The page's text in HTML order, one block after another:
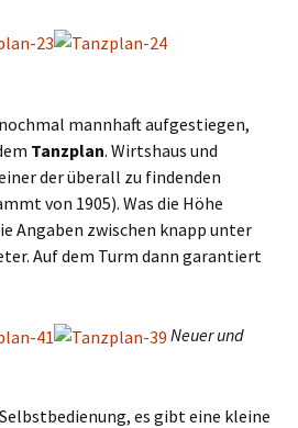
mannhaft aufgestiegen,
Tanzplan. Wirtshaus und
der überall zu findenden
von 1905). Was die Höhe
Angaben zwischen knapp unter
Auf dem Turm dann garantiert
Neuer und
es gibt eine kleine